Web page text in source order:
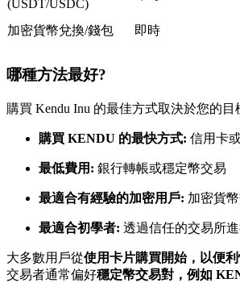
與頂尖交易專家同行
成為跟單交易員
坐享盈利分成和跟單分傭
(USDT/USDC)
加密貨幣兌換/錢包
即時
哪種方法最好?
購買 Kendu Inu 的最佳方式取決於您的目
購買 KENDU 的最快方式: 信用卡
最低費用: 銀行轉帳或穩定幣交易
最適合有經驗的加密用戶: 加密貨
最適合初學者: 透過信任的交易所
大多數用戶從使用卡片購買開始，以便
交易者通常偏好穩定幣交易對，例如